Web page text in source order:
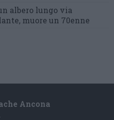
albero lungo via
muore un 70enne
Ancona